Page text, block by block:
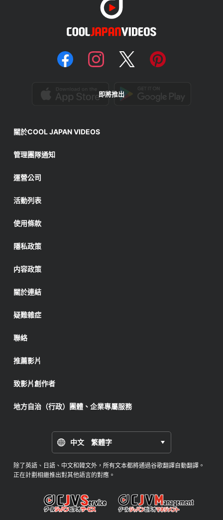
即將推出
關於COOL JAPAN VIDEOS
管理團隊通知
運營公司
活動列表
使用條款
隱私政策
内容政策
關於連結
疑難雜症
聯絡
推薦影片
致影片創作者
地方自治（行政）團體、企業專屬服務
中文 繁體字
除了英語、日語、中文和韓文外，所有文本都將通過谷歌翻譯自動翻譯。
正在計劃相繼推出對其他語言的對應。